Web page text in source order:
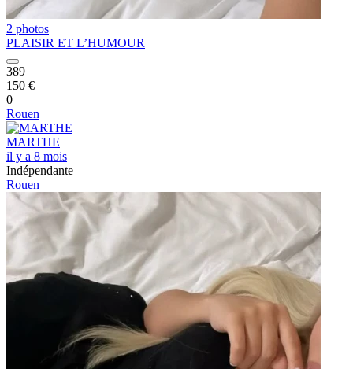
2 photos
PLAISIR ET L’HUMOUR
389
150 €
0
Rouen
MARTHE
il y a 8 mois
Indépendante
Rouen